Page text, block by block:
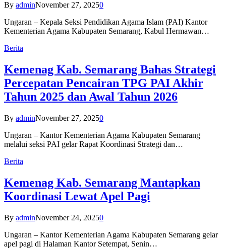
By adminNovember 27, 20250
Ungaran – Kepala Seksi Pendidikan Agama Islam (PAI) Kantor
Kementerian Agama Kabupaten Semarang, Kabul Hermawan…
Berita
Kemenag Kab. Semarang Bahas Strategi
Percepatan Pencairan TPG PAI Akhir
Tahun 2025 dan Awal Tahun 2026
By adminNovember 27, 20250
Ungaran – Kantor Kementerian Agama Kabupaten Semarang
melalui seksi PAI gelar Rapat Koordinasi Strategi dan…
Berita
Kemenag Kab. Semarang Mantapkan
Koordinasi Lewat Apel Pagi
By adminNovember 24, 20250
Ungaran – Kantor Kementerian Agama Kabupaten Semarang gelar
apel pagi di Halaman Kantor Setempat, Senin…